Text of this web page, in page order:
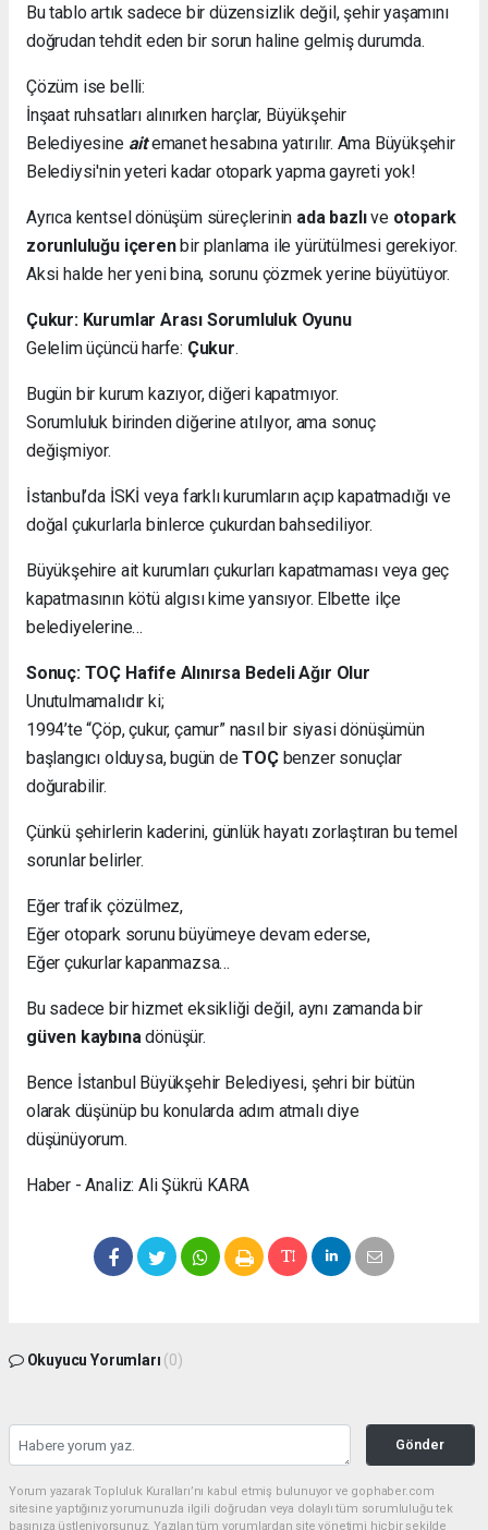
Bu tablo artık sadece bir düzensizlik değil, şehir yaşamını
doğrudan tehdit eden bir sorun haline gelmiş durumda.
Çözüm ise belli:
İnşaat ruhsatları alınırken harçlar, Büyükşehir
Belediyesine aitemanet hesabına yatırılır. Ama Büyükşehir
Belediysi'nin yeteri kadar otopark yapma gayreti yok!
Ayrıca kentsel dönüşüm süreçlerinin ada bazlıve otopark
zorunluluğu içerenbir planlama ile yürütülmesi gerekiyor.
Aksi halde her yeni bina, sorunu çözmek yerine büyütüyor.
Çukur: Kurumlar Arası Sorumluluk Oyunu
Gelelim üçüncü harfe: Çukur.
Bugün bir kurum kazıyor, diğeri kapatmıyor.
Sorumluluk birinden diğerine atılıyor, ama sonuç
değişmiyor.
İstanbul’da İSKİ veya farklı kurumların açıp kapatmadığı ve
doğal çukurlarla binlerce çukurdan bahsediliyor.
Büyükşehire ait kurumları çukurları kapatmaması veya geç
kapatmasının kötü algısı kime yansıyor. Elbette ilçe
belediyelerine…
Sonuç: TOÇ Hafife Alınırsa Bedeli Ağır Olur
Unutulmamalıdır ki;
1994’te “Çöp, çukur, çamur” nasıl bir siyasi dönüşümün
başlangıcı olduysa, bugün deTOÇbenzer sonuçlar
doğurabilir.
Çünkü şehirlerin kaderini, günlük hayatı zorlaştıran bu temel
sorunlar belirler.
Eğer trafik çözülmez,
Eğer otopark sorunu büyümeye devam ederse,
Eğer çukurlar kapanmazsa…
Bu sadece bir hizmet eksikliği değil, aynı zamanda bir
güven kaybına dönüşür.
Bence İstanbul Büyükşehir Belediyesi, şehri bir bütün
olarak düşünüp bu konularda adım atmalı diye
düşünüyorum.
Haber - Analiz: Ali Şükrü KARA
Okuyucu Yorumları (0)
Gönder
Yorum yazarak Topluluk Kuralları’nı kabul etmiş bulunuyor ve gophaber.com
sitesine yaptığınız yorumunuzla ilgili doğrudan veya dolaylı tüm sorumluluğu tek
başınıza üstleniyorsunuz. Yazılan tüm yorumlardan site yönetimi hiçbir şekilde